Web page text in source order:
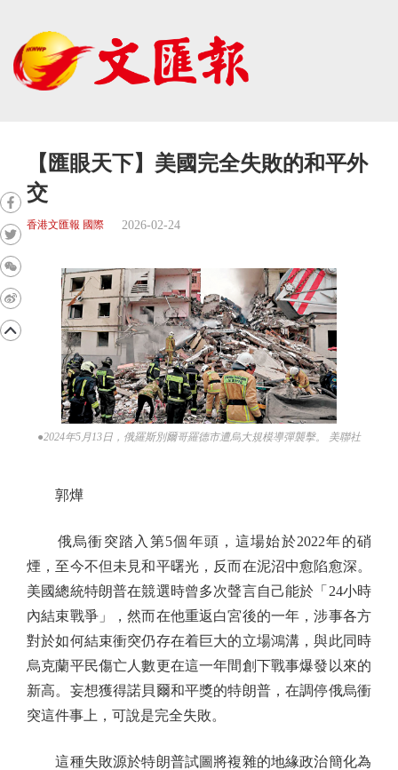
【匯眼天下】美國完全失敗的和平外
交
香港文匯報 國際 2026-02-24
●2024年5月13日，俄羅斯別爾哥羅德市遭烏大規模導彈襲擊。 美聯社
郭燁
俄烏衝突踏入第5個年頭，這場始於2022年的硝
煙，至今不但未見和平曙光，反而在泥沼中愈陷愈深。
美國總統特朗普在競選時曾多次聲言自己能於「24小時
內結束戰爭」，然而在他重返白宮後的一年，涉事各方
對於如何結束衝突仍存在着巨大的立場鴻溝，與此同時
烏克蘭平民傷亡人數更在這一年間創下戰事爆發以來的
新高。妄想獲得諾貝爾和平獎的特朗普，在調停俄烏衝
突這件事上，可說是完全失敗。
這種失敗源於特朗普試圖將複雜的地緣政治簡化為